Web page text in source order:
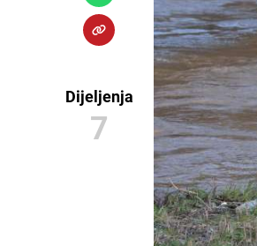
Dijeljenja
7